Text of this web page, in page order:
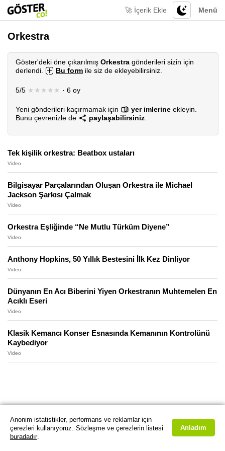
Menü
🚀 İçerik Ekle
Orkestra
Göster'deki öne çıkarılmış Orkestra gönderileri sizin için
derlendi.
Bu form ile siz de ekleyebilirsiniz.
5/5 ★★★★★ · 6 oy
Yeni gönderileri kaçırmamak için yer imlerine ekleyin.
Bunu çevrenizle de
paylaşabilirsiniz
Tek kişilik orkestra: Beatbox ustaları
Video
Bilgisayar Parçalarından Oluşan Orkestra ile Michael
Jackson Şarkısı Çalmak
Video
Orkestra Eşliğinde “Ne Mutlu Türküm Diyene”
Video
Anthony Hopkins, 50 Yıllık Bestesini İlk Kez Dinliyor
Video
Dünyanın En Acı Biberini Yiyen Orkestranın Muhtemelen En
Acıklı Eseri
Video
Klasik Kemancı Konser Esnasında Kemanının Kontrolünü
Kaybediyor
Video
Anonim istatistikler, performans ve reklamlar için
çerezleri kullanıyoruz. Sözleşme ve çerezlerin listesi
buradadır.
Anladım